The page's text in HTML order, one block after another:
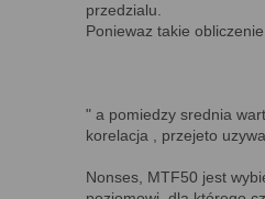
przedzialu.
Poniewaz takie
" a pomiedzy srednia
korelacja , przejeto
Nonses, MTF50 jest